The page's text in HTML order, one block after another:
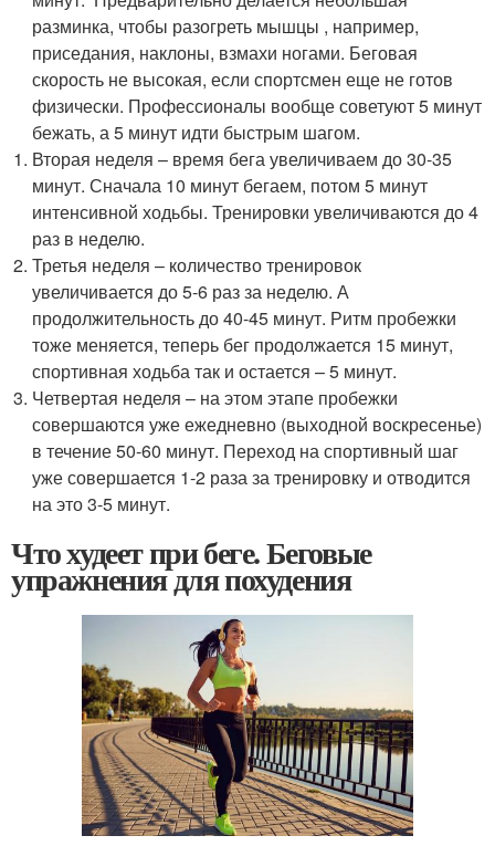
разминка, чтобы разогреть мышцы , например,
приседания, наклоны, взмахи ногами. Беговая
скорость не высокая, если спортсмен еще не готов
физически. Профессионалы вообще советуют 5 минут
бежать, а 5 минут идти быстрым шагом.
Вторая неделя – время бега увеличиваем до 30-35
минут. Сначала 10 минут бегаем, потом 5 минут
интенсивной ходьбы. Тренировки увеличиваются до 4
раз в неделю.
Третья неделя – количество тренировок
увеличивается до 5-6 раз за неделю. А
продолжительность до 40-45 минут. Ритм пробежки
тоже меняется, теперь бег продолжается 15 минут,
спортивная ходьба так и остается – 5 минут.
Четвертая неделя – на этом этапе пробежки
совершаются уже ежедневно (выходной воскресенье)
в течение 50-60 минут. Переход на спортивный шаг
уже совершается 1-2 раза за тренировку и отводится
на это 3-5 минут.
Что худеет при беге. Беговые
упражнения для похудения